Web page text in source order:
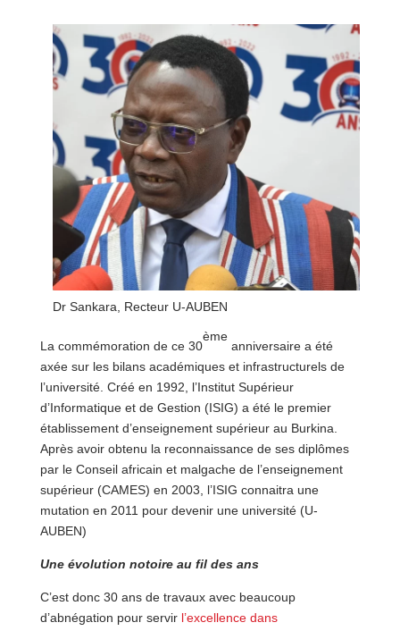
Dr Sankara, Recteur U-AUBEN
La commémoration de ce 30
ème
anniversaire a été
axée sur les bilans académiques et infrastructurels de
l’université. Créé en 1992, l’Institut Supérieur
d’Informatique et de Gestion (ISIG) a été le premier
établissement d’enseignement supérieur au Burkina.
Après avoir obtenu la reconnaissance de ses diplômes
par le Conseil africain et malgache de l’enseignement
supérieur (CAMES) en 2003, l’ISIG connaitra une
mutation en 2011 pour devenir une université (U-
AUBEN)
Une évolution notoire au fil des ans
C’est donc 30 ans de travaux avec beaucoup
d’abnégation pour servir l’excellence dans